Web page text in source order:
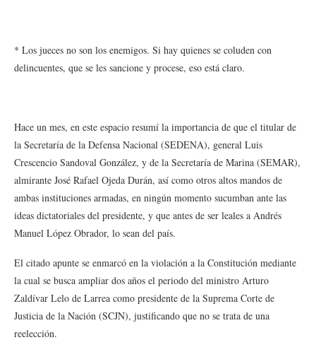
* Los jueces no son los enemigos. Si hay quienes se coluden con
delincuentes, que se les sancione y procese, eso está claro.
Hace un mes, en este espacio resumí la importancia de que el titular de
la Secretaría de la Defensa Nacional (SEDENA), general Luis
Crescencio Sandoval González, y de la Secretaría de Marina (SEMAR),
almirante José Rafael Ojeda Durán, así como otros altos mandos de
ambas instituciones armadas, en ningún momento sucumban ante las
ideas dictatoriales del presidente, y que antes de ser leales a Andrés
Manuel López Obrador, lo sean del país.
El citado apunte se enmarcó en la violación a la Constitución mediante
la cual se busca ampliar dos años el periodo del ministro Arturo
Zaldívar Lelo de Larrea como presidente de la Suprema Corte de
Justicia de la Nación (SCJN), justificando que no se trata de una
reelección.